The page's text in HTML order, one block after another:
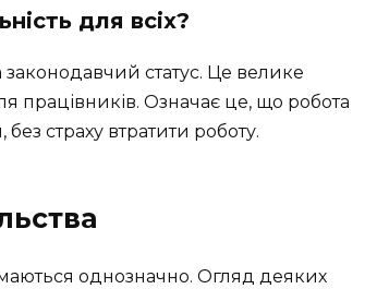
для всіх?
законодавчий статус. Це велике
працівників. Означає це, що робота
страху втратити роботу.
однозначно. Огляд деяких